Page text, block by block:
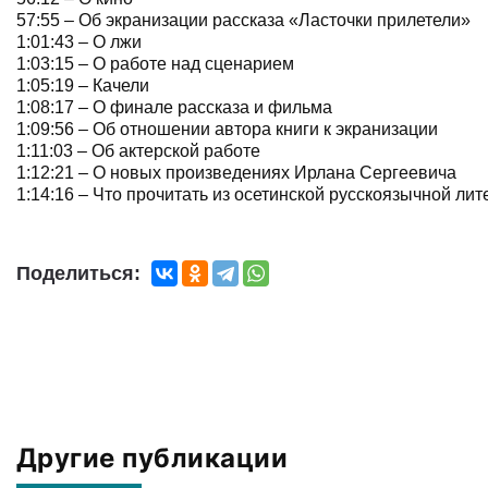
57:55 – Об экранизации рассказа «Ласточки прилетели»
1:01:43 – О лжи
1:03:15 – О работе над сценарием
1:05:19 – Качели
1:08:17 – О финале рассказа и фильма
1:09:56 – Об отношении автора книги к экранизации
1:11:03 – Об актерской работе
1:12:21 – О новых произведениях Ирлана Сергеевича
1:14:16 – Что прочитать из осетинской русскоязычной
Поделиться:
Другие публикации